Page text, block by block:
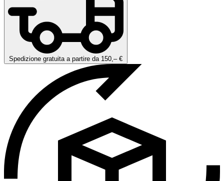
Spedizione gratuita a partire da 150,– €